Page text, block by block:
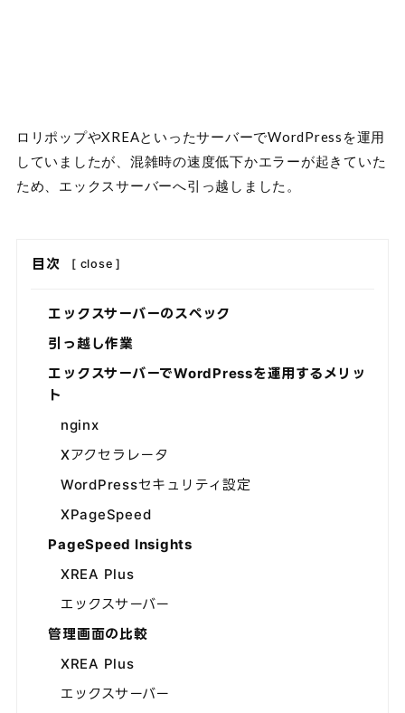
ロリポップやXREAといったサーバーでWordPressを運用
していましたが、混雑時の速度低下かエラーが起きていた
ため、エックスサーバーへ引っ越しました。
目次 [ close ]
エックスサーバーのスペック
引っ越し作業
エックスサーバーでWordPressを運用するメリッ
ト
nginx
Xアクセラレータ
WordPressセキュリティ設定
XPageSpeed
PageSpeed Insights
XREA Plus
エックスサーバー
管理画面の比較
XREA Plus
エックスサーバー